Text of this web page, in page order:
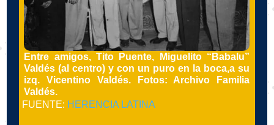
Entre amigos, Tito Puente, Miguelito “Babalu”
Valdés (al centro) y con un puro en la boca,a su
izq. Vicentino Valdés. Fotos: Archivo Familia
Valdés.
FUENTE: HERENCIA LATINA